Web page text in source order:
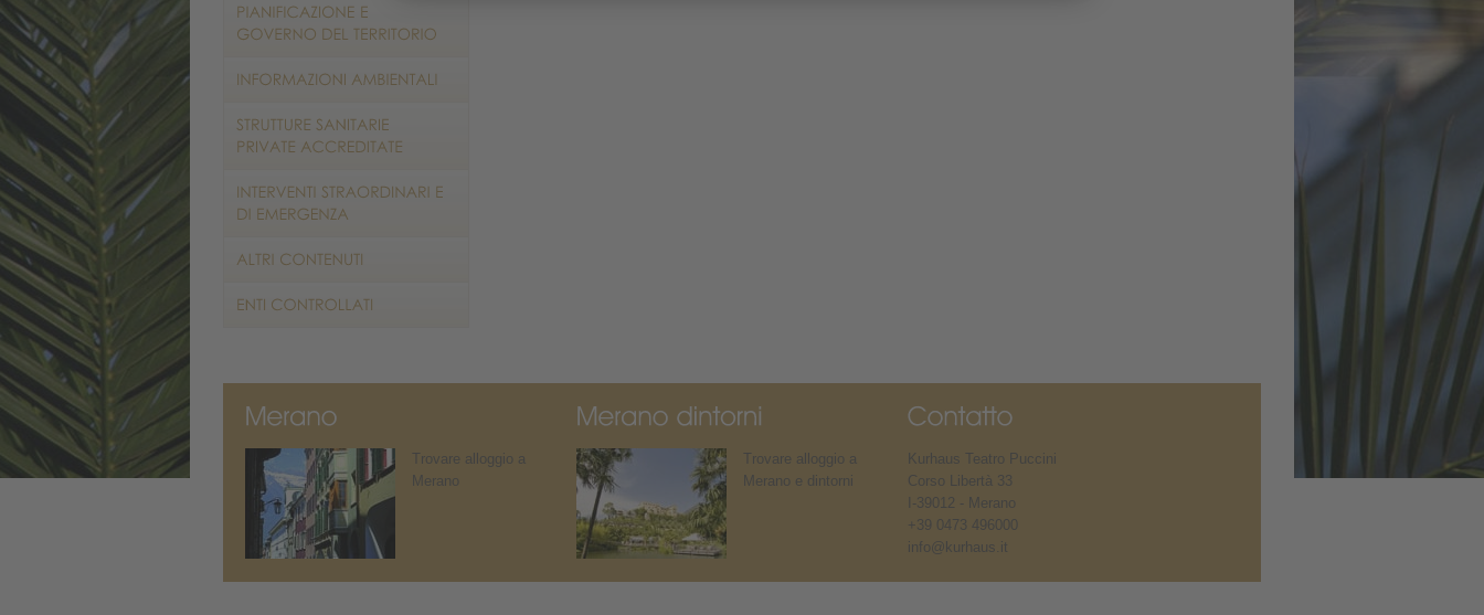
Trovare alloggio a
Merano
Trovare alloggio a
Merano e dintorni
Kurhaus Teatro Puccini
Corso Libertà 33
I-39012 - Merano
+39 0473 496000
info@kurhaus.it